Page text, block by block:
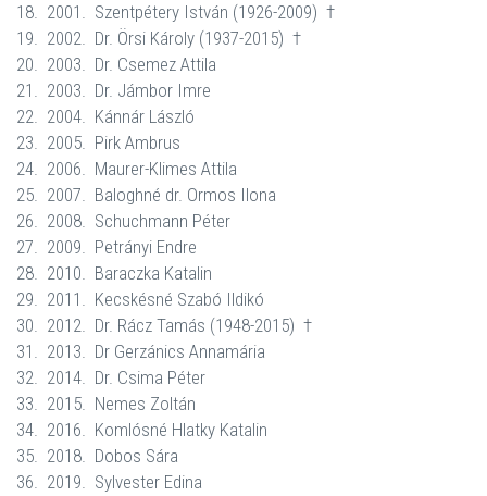
18. 2001. Szentpétery István (1926-2009) †
19. 2002. Dr. Örsi Károly (1937-2015) †
20. 2003. Dr. Csemez Attila
21. 2003. Dr. Jámbor Imre
22. 2004. Kánnár László
23. 2005. Pirk Ambrus
24. 2006. Maurer-Klimes Attila
25. 2007. Baloghné dr. Ormos Ilona
26. 2008. Schuchmann Péter
27. 2009. Petrányi Endre
28. 2010. Baraczka Katalin
29. 2011. Kecskésné Szabó Ildikó
30. 2012. Dr. Rácz Tamás (1948-2015) †
31. 2013. Dr Gerzánics Annamária
32. 2014. Dr. Csima Péter
33. 2015. Nemes Zoltán
34. 2016. Komlósné Hlatky Katalin
35. 2018. Dobos Sára
36. 2019. Sylvester Edina